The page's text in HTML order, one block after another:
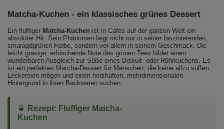
Matcha-Kuchen - ein klassisches grünes Dessert
Ein fluffiger Matcha-Kuchen ist in Cafés auf der ganzen Welt ein
absoluter Hit. Sein Phänomen liegt nicht nur in seiner faszinierenden,
smaragdgrünen Farbe, sondern vor allem in seinem Geschmack. Die
leicht grasige, erfrischende Note des grünen Tees bildet einen
wunderbaren Ausgleich zur Süße eines Biskuit- oder Rührkuchens. Es
ist ein perfektes Matcha-Dessert für Menschen, die keine allzu süßen
Leckereien mögen und einen herzhaften, mehrdimensionalen
Hintergrund in ihren Backwaren suchen.
🍵
Rezept: Fluffiger Matcha-
Kuchen